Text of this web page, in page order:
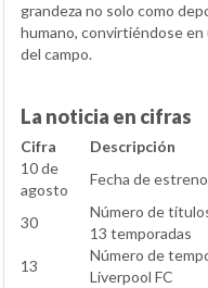
grandeza no solo como
humano, convirtiéndose
del campo.
La noticia en cifras
Cifra
Descripción
10 de
agosto
Fecha de
30
Número de
13 temporadas
13
Número de
Liverpool FC